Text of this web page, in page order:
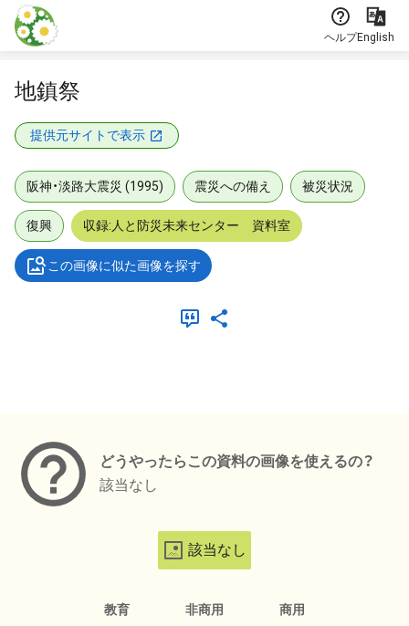
本文に飛ぶ
ヘルプEnglish
地鎮祭
提供元サイトで表示
阪神・淡路大震災 (1995) 震災への備え 被災状況
復興 収録:人と防災未来センター 資料室
この画像に似た画像を探す
どうやったらこの資料の画像を使えるの？
該当なし
該当なし
教育 非商用 商用